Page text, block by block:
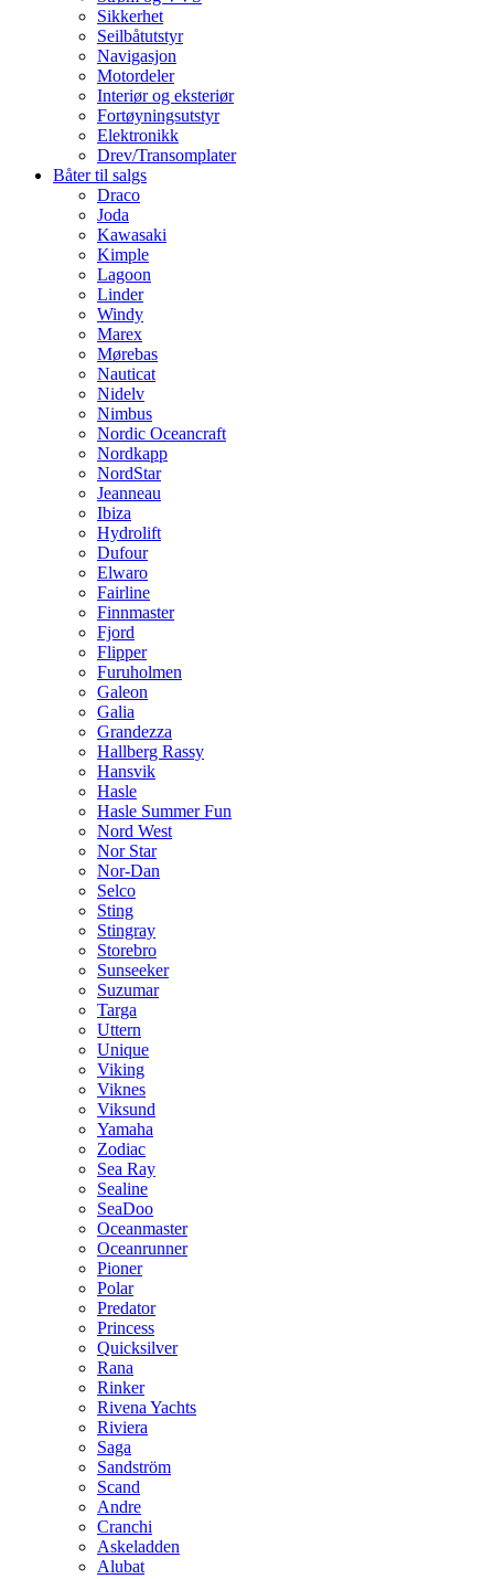
Sikkerhet
Seilbåtutstyr
Navigasjon
Motordeler
Interiør og eksteriør
Fortøyningsutstyr
Elektronikk
Drev/Transomplater
Båter til salgs
Draco
Joda
Kawasaki
Kimple
Lagoon
Linder
Windy
Marex
Mørebas
Nauticat
Nidelv
Nimbus
Nordic Oceancraft
Nordkapp
NordStar
Jeanneau
Ibiza
Hydrolift
Dufour
Elwaro
Fairline
Finnmaster
Fjord
Flipper
Furuholmen
Galeon
Galia
Grandezza
Hallberg Rassy
Hansvik
Hasle
Hasle Summer Fun
Nord West
Nor Star
Nor-Dan
Selco
Sting
Stingray
Storebro
Sunseeker
Suzumar
Targa
Uttern
Unique
Viking
Viknes
Viksund
Yamaha
Zodiac
Sea Ray
Sealine
SeaDoo
Oceanmaster
Oceanrunner
Pioner
Polar
Predator
Princess
Quicksilver
Rana
Rinker
Rivena Yachts
Riviera
Saga
Sandström
Scand
Andre
Cranchi
Askeladden
Alubat